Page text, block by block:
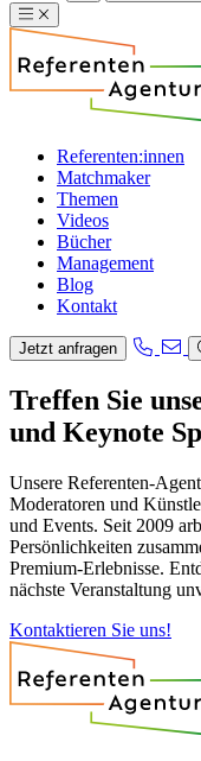
Referenten:innen
Matchmaker
Themen
Videos
Bücher
Management
Blog
Kontakt
Jetzt anfragen
Treffen Sie
und Keynote
Unsere Referenten-
Moderatoren und
und Events. Seit 2009
Persönlichkeiten
Premium-Erlebnisse.
nächste Veranstaltung
Kontaktieren Sie uns!